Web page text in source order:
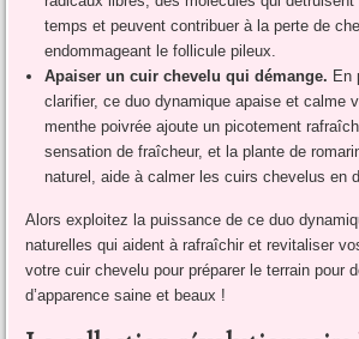
temps et peuvent contribuer à la perte de
endommageant le follicule pileux.
Apaiser un cuir chevelu qui démange. En
clarifier, ce duo dynamique apaise et calme
menthe poivrée ajoute un picotement
sensation de fraîcheur, et la plante de
naturel, aide à calmer les cuirs chevelus en
Alors exploitez la puissance de ce duo
naturelles qui aident à rafraîchir et revitaliser
votre cuir chevelu pour préparer le terrain pour
d’apparence saine et beaux !